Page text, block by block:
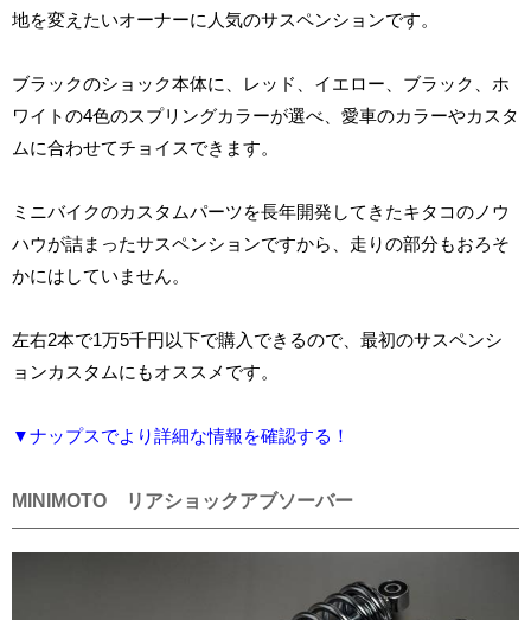
地を変えたいオーナーに人気のサスペンションです。
ブラックのショック本体に、レッド、イエロー、ブラック、ホ
ワイトの4色のスプリングカラーが選べ、愛車のカラーやカスタ
ムに合わせてチョイスできます。
ミニバイクのカスタムパーツを長年開発してきたキタコのノウ
ハウが詰まったサスペンションですから、走りの部分もおろそ
かにはしていません。
左右2本で1万5千円以下で購入できるので、最初のサスペンシ
ョンカスタムにもオススメです。
▼ナップスでより詳細な情報を確認する！
MINIMOTO リアショックアブソーバー